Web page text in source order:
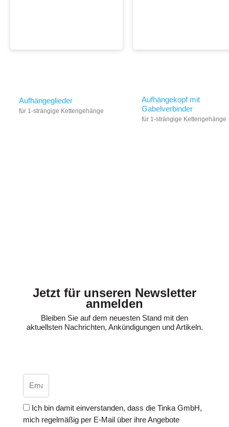
Aufhängeglieder
für 1-strängige Kettengehänge
Aufhängekopf mit
Gabelverbinder
für 1-strängige Kettengehänge
Jetzt für unseren Newsletter
anmelden
Bleiben Sie auf dem neuesten Stand mit den
aktuellsten Nachrichten, Ankündigungen und Artikeln.
Ich bin damit einverstanden, dass die Tinka GmbH,
mich regelmäßig per E-Mail über ihre Angebote